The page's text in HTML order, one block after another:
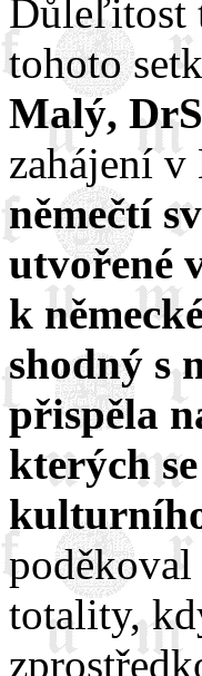
Důleľitost
tohoto
Malý,
zahájení
němečtí
utvořené
k
shodný s
přispěla
kterých
totality,